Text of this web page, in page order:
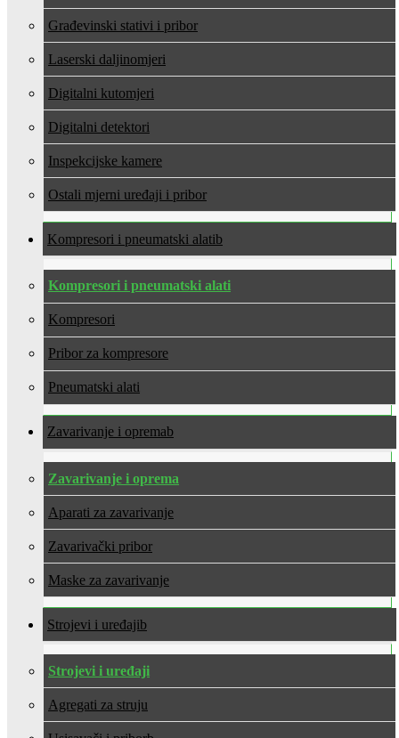
Građevinski stativi i pribor
Laserski daljinomjeri
Digitalni kutomjeri
Digitalni detektori
Inspekcijske kamere
Ostali mjerni uređaji i pribor
Kompresori i pneumatski alati
Kompresori i pneumatski alati
Kompresori
Pribor za kompresore
Pneumatski alati
Zavarivanje i oprema
Zavarivanje i oprema
Aparati za zavarivanje
Zavarivački pribor
Maske za zavarivanje
Strojevi i uređaji
Strojevi i uređaji
Agregati za struju